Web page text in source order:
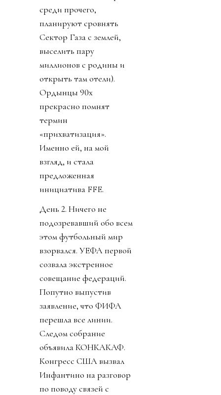
среди прочего,
планируют сровнять
Сектор Газа с землей,
выселить пару
миллионов с родины и
открыть там отели).
Ордынцы 90х
прекрасно помнят
термин
«прихватизация».
Именно ей, на мой
взгляд, и стала
предложенная
инициатива FFE.
День 2. Ничего не
подозревавший обо всем
этом футбольный мир
взорвался. УЕФА первой
созвала экстренное
совещание федераций.
Попутно выпустив
заявление, что ФИФА
перешла все линии.
Следом собрание
объявила КОНКАКАФ.
Конгресс США вызвал
Инфантино на разговор
по поводу связей с